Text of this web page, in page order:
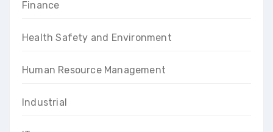
Finance
Health Safety and Environment
Human Resource Management
Industrial